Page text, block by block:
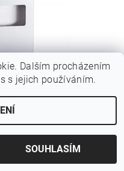
STELLA
1 936 Kč
Dalším procházením
s jejich používáním.
SOUHLASÍM